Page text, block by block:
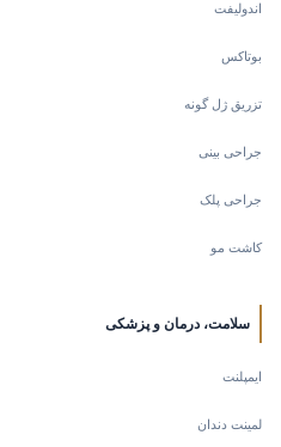
اندولیفت
بوتاکس
تزریق ژل گونه
جراحی بینی
جراحی پلک
کاشت مو
سلامت، درمان و پزشکی
ایمپلنت
لمینت دندان